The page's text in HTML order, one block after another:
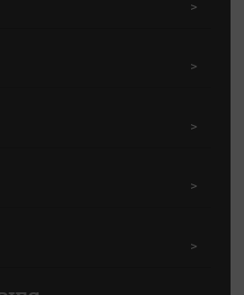
>
>
>
>
>